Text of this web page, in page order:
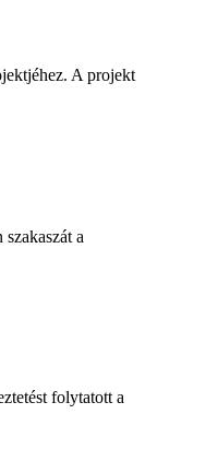
A projekt
a
folytatott a